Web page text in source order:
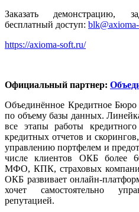
Заказать демонстрацию,
бесплатный доступ:
https://axioma-soft.ru/
Официальный партнер:
Объединённое Кредитное
по объему базы данных.
все этапы работы
кредитных отчетов и
управлению портфелем и
числе клиентов ОКБ более
МФО, КПК, страховых
ОКБ развивает онлайн-
хочет самостоятельно
репутацией.